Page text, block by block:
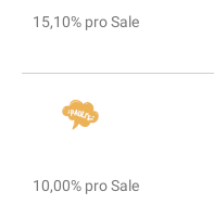
15,10% pro Sale
10,00% pro Sale